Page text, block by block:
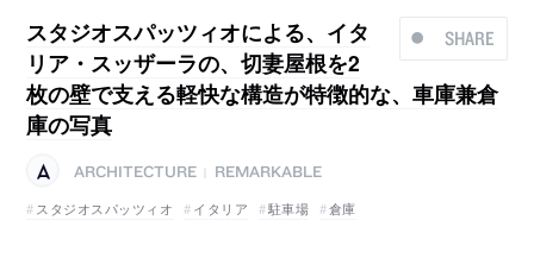
SHARE
スタジオスパッツィオによる、イタ
リア・スッザーラの、切妻屋根を2
枚の壁で支える軽快な構造が特徴的な、車庫兼倉
庫の写真
ARCHITECTURE
REMARKABLE
スタジオスパッツィオ
イタリア 駐車場 倉庫